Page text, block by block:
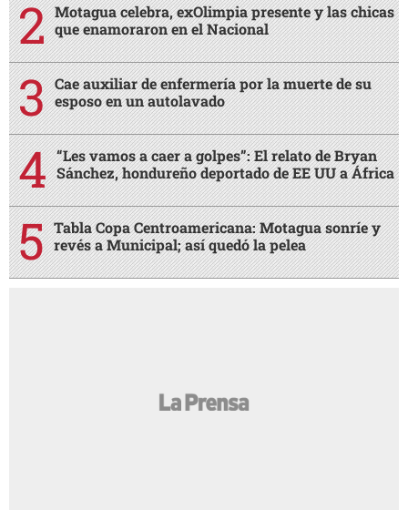
Motagua celebra, exOlimpia presente y las chicas
que enamoraron en el Nacional
Cae auxiliar de enfermería por la muerte de su
esposo en un autolavado
“Les vamos a caer a golpes”: El relato de Bryan
Sánchez, hondureño deportado de EE UU a África
Tabla Copa Centroamericana: Motagua sonríe y
revés a Municipal; así quedó la pelea